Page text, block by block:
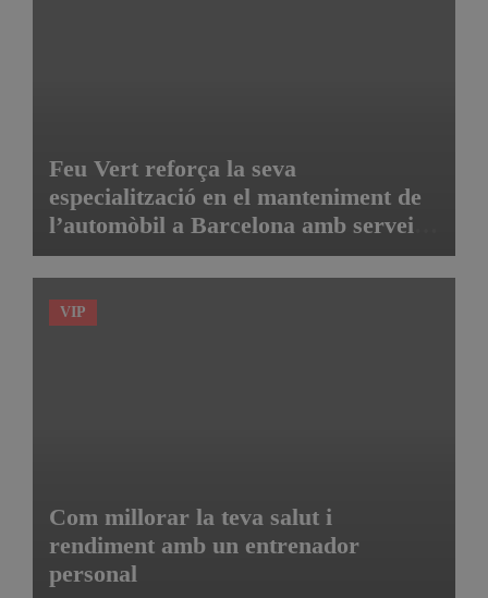
Feu Vert reforça la seva
especialització en el manteniment de
l’automòbil a Barcelona amb serveis
de taller i mecànica avançada
VIP
Com millorar la teva salut i
rendiment amb un entrenador
personal